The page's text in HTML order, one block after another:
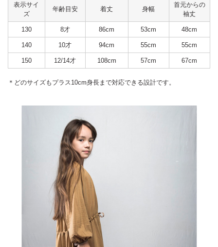
表示サイ
ズ
年齢目安 着丈 身幅
首元からの
袖丈
130 8才 86cm 53cm 48cm
140 10才 94cm 55cm 55cm
150 12/14才 108cm 57cm 67cm
＊どのサイズもプラス10cm身長まで対応できる設計です。